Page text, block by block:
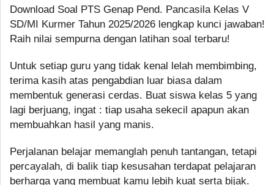
Download Soal PTS Genap Pend. Pancasila Kelas V
SD/MI Kurmer Tahun 2025/2026 lengkap kunci jawaban!
Raih nilai sempurna dengan latihan soal terbaru!
Untuk setiap guru yang tidak kenal lelah membimbing,
terima kasih atas pengabdian luar biasa dalam
membentuk generasi cerdas. Buat siswa kelas 5 yang
lagi berjuang, ingat : tiap usaha sekecil apapun akan
membuahkan hasil yang manis.
Perjalanan belajar memanglah penuh tantangan, tetapi
percayalah, di balik tiap kesusahan terdapat pelajaran
berharga yang membuat kamu lebih kuat serta bijak.